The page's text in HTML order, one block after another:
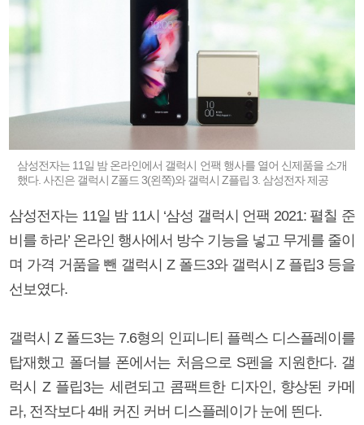
삼성전자는 11일 밤 온라인에서 갤럭시 언팩 행사를 열어 신제품을 소개
했다. 사진은 갤럭시 Z폴드 3(왼쪽)와 갤럭시 Z플립 3. 삼성전자 제공
삼성전자는 11일 밤 11시 ‘삼성 갤럭시 언팩 2021: 펼칠 준
비를 하라’ 온라인 행사에서 방수 기능을 넣고 무게를 줄이
며 가격 거품을 뺀 갤럭시 Z 폴드3와 갤럭시 Z 플립3 등을
선보였다.
갤럭시 Z 폴드3는 7.6형의 인피니티 플렉스 디스플레이를
탑재했고 폴더블 폰에서는 처음으로 S펜을 지원한다. 갤
럭시 Z 플립3는 세련되고 콤팩트한 디자인, 향상된 카메
라, 전작보다 4배 커진 커버 디스플레이가 눈에 띈다.